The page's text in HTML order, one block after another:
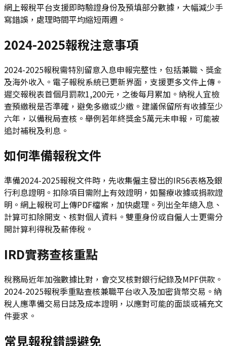
網上報稅平台支援即時驗證身份及預填部分數據，大幅減少手
寫錯誤，處理時間平均縮短兩週。
2024-2025報稅注意事項
2024-2025報稅需特別留意入息申報完整性，包括兼職、獎金
及海外收入。電子報稅系統已更新界面，支援更多文件上傳。
遲交報稅表首個月罰款1,200元，之後每月累加。納稅人宜檢
查預繳稅是否準確，避免多繳或少繳。建議保留所有收據至少
六年，以備稅局查核。舉例若年終獎金5萬元未申報，可能被
追討補稅及利息。
如何準備報稅文件
準備2024-2025報稅文件時，先收集僱主發出的IR56表格及銀
行利息證明。扣除項目需附上有效證明，如醫療收據或捐款證
明。網上報稅可上傳PDF檔案，加快處理。列出全年總入息、
計算可扣除開支、核對個人資料。雙重身份或自僱人士更需分
開計算利得稅及薪俸稅。
IRD實務查核重點
稅務局近年加強數據比對，會交叉核對銀行紀錄及MPF供款。
2024-2025報稅季重點查核兼職平台收入及加密貨幣交易。納
稅人應準備交易日誌及成本證明，以應對可能的面談或補充文
件要求。
常見報稅錯誤避免